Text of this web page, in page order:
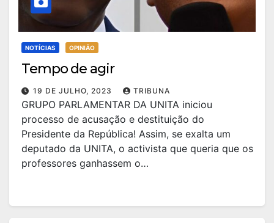
NOTÍCIAS OPINIÃO
Tempo de agir
19 DE JULHO, 2023 TRIBUNA
GRUPO PARLAMENTAR DA UNITA iniciou
processo de acusação e destituição do
Presidente da República! Assim, se exalta um
deputado da UNITA, o activista que queria que os
professores ganhassem o…